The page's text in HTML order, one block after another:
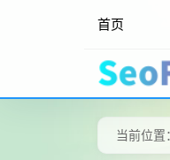
首页
当前位置：